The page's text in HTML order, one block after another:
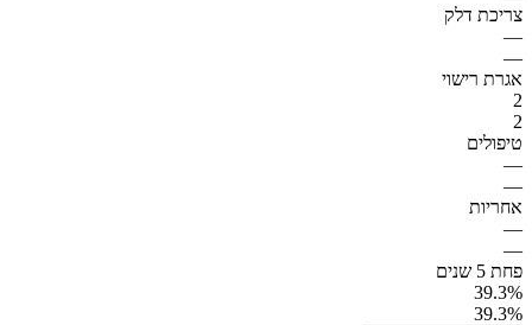
צריכת דלק
—
—
אגרת רישוי
2
2
טיפולים
—
—
אחריות
—
—
פחת 5 שנים
39.3%
39.3%